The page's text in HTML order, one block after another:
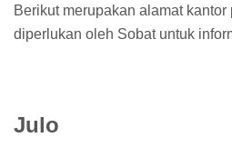
Berikut merupakan alamat
diperlukan oleh Sobat untuk
Julo